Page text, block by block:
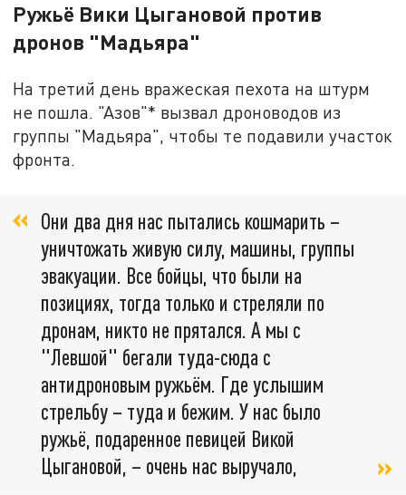
Ружьё Вики Цыгановой против
дронов "Мадьяра"
На третий день вражеская пехота на штурм
не пошла. "Азов"* вызвал дроноводов из
группы "Мадьяра", чтобы те подавили участок
фронта.
Они два дня нас пытались кошмарить –
уничтожать живую силу, машины, группы
эвакуации. Все бойцы, что были на
позициях, тогда только и стреляли по
дронам, никто не прятался. А мы с
"Левшой" бегали туда-сюда с
антидроновым ружьём. Где услышим
стрельбу – туда и бежим. У нас было
ружьё, подаренное певицей Викой
Цыгановой, – очень нас выручало,